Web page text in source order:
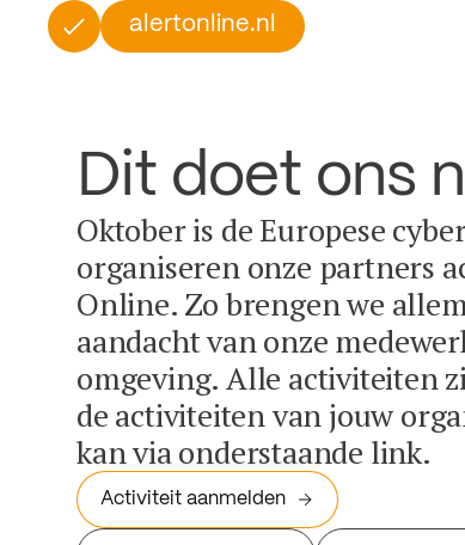
alertonline.nl
Dit doet ons
Oktober is de Europese
organiseren onze partners
Online. Zo brengen we
aandacht van onze
omgeving. Alle activiteiten
de activiteiten van jouw
kan via onderstaande link.
Activiteit aanmelden